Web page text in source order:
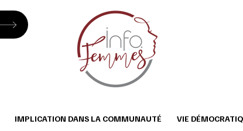
IMPLICATION DANS LA COMMUNAUTÉ VIE